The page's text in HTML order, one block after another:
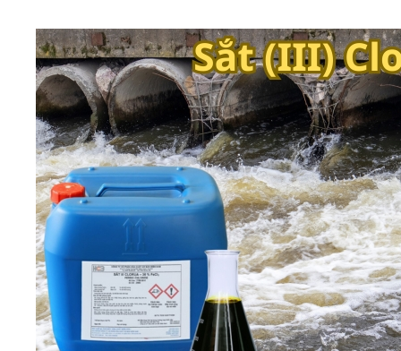
Bổ sung dinh dưỡng tăng trọng
Hấp thụ khí độc Yucca
HÓA CHẤT XỬ LÝ NƯỚC
Xử lý nước hồ bơi
Xử lý nước sinh hoạt
Xử lý nước thải
Xử lý nước giếng khoan
Xử lý nước khác
DUNG MÔI CÔNG NGHIỆP
Pha sơn nước
Pha sơn epoxy
Pha sơn dầu
Pha sơn tĩnh điện
Dung môi khác
HƯƠNG LIỆU TINH DẦU
HÓA CHẤT CÔNG NGHIỆP
Axit
Hóa chất khác
Kiềm
Muối